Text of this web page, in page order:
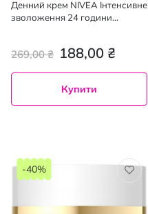
Денний крем NIVEA Інтенсивне
зволоження 24 години
188,00 ₴
269,00 ₴
Купити
-40%